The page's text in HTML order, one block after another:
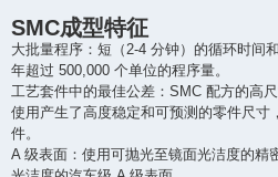
SMC成型特征
大批量程序：短（2-4 分钟）的循环时间
年超过 500,000 个单位的程序量。
工艺套件中的最佳公差：SMC 配方的高
使用产生了高度稳定和可预测的零件尺寸
件。
A 级表面：使用可抛光至镜面光洁度的精